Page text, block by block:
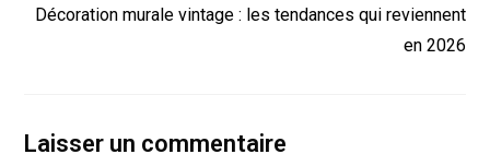
Décoration murale vintage : les tendances qui reviennent
en 2026
Laisser un commentaire